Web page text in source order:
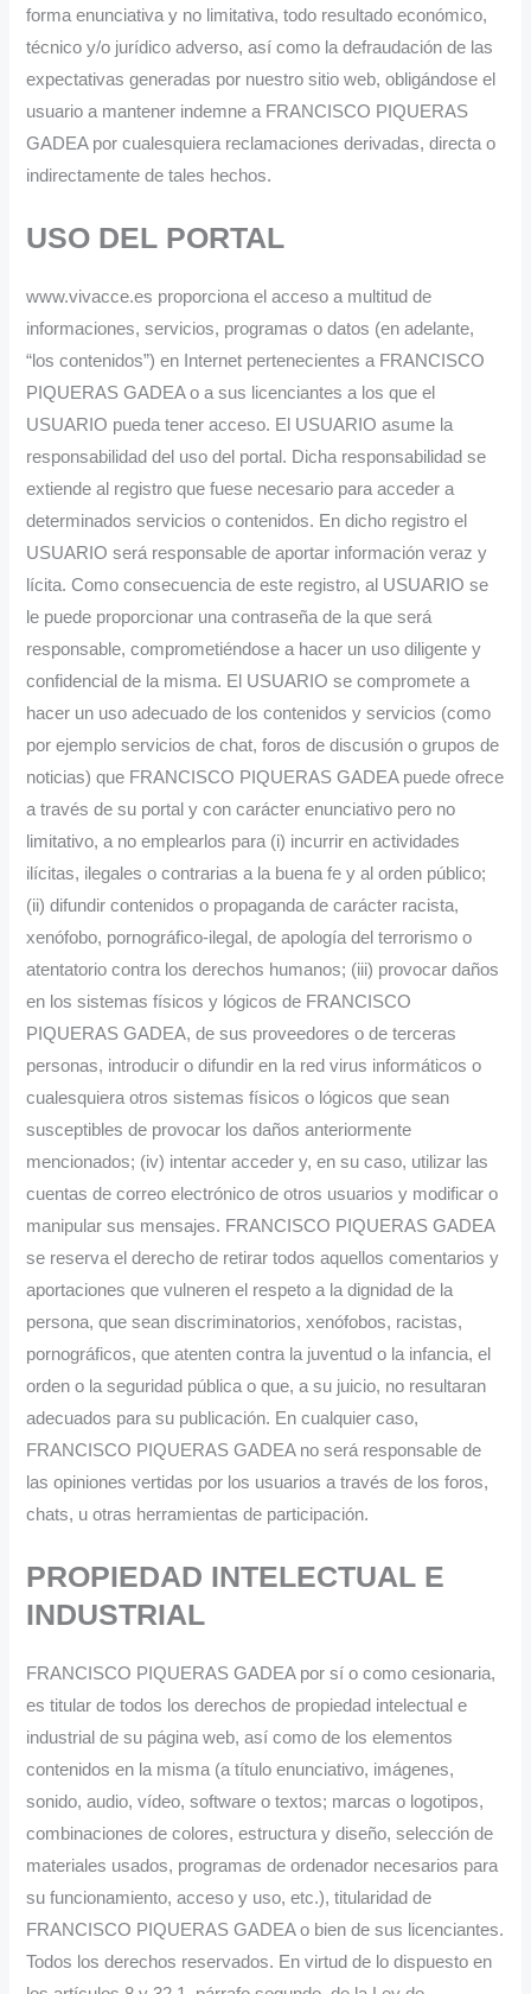
forma enunciativa y no limitativa, todo resultado económico,
técnico y/o jurídico adverso, así como la defraudación de las
expectativas generadas por nuestro sitio web, obligándose el
usuario a mantener indemne a FRANCISCO PIQUERAS
GADEA por cualesquiera reclamaciones derivadas, directa o
indirectamente de tales hechos.
USO DEL PORTAL
www.vivacce.es proporciona el acceso a multitud de
informaciones, servicios, programas o datos (en adelante,
“los contenidos”) en Internet pertenecientes a FRANCISCO
PIQUERAS GADEA o a sus licenciantes a los que el
USUARIO pueda tener acceso. El USUARIO asume la
responsabilidad del uso del portal. Dicha responsabilidad se
extiende al registro que fuese necesario para acceder a
determinados servicios o contenidos. En dicho registro el
USUARIO será responsable de aportar información veraz y
lícita. Como consecuencia de este registro, al USUARIO se
le puede proporcionar una contraseña de la que será
responsable, comprometiéndose a hacer un uso diligente y
confidencial de la misma. El USUARIO se compromete a
hacer un uso adecuado de los contenidos y servicios (como
por ejemplo servicios de chat, foros de discusión o grupos de
noticias) que FRANCISCO PIQUERAS GADEA puede ofrece
a través de su portal y con carácter enunciativo pero no
limitativo, a no emplearlos para (i) incurrir en actividades
ilícitas, ilegales o contrarias a la buena fe y al orden público;
(ii) difundir contenidos o propaganda de carácter racista,
xenófobo, pornográfico-ilegal, de apología del terrorismo o
atentatorio contra los derechos humanos; (iii) provocar daños
en los sistemas físicos y lógicos de FRANCISCO
PIQUERAS GADEA, de sus proveedores o de terceras
personas, introducir o difundir en la red virus informáticos o
cualesquiera otros sistemas físicos o lógicos que sean
susceptibles de provocar los daños anteriormente
mencionados; (iv) intentar acceder y, en su caso, utilizar las
cuentas de correo electrónico de otros usuarios y modificar o
manipular sus mensajes. FRANCISCO PIQUERAS GADEA
se reserva el derecho de retirar todos aquellos comentarios y
aportaciones que vulneren el respeto a la dignidad de la
persona, que sean discriminatorios, xenófobos, racistas,
pornográficos, que atenten contra la juventud o la infancia, el
orden o la seguridad pública o que, a su juicio, no resultaran
adecuados para su publicación. En cualquier caso,
FRANCISCO PIQUERAS GADEA no será responsable de
las opiniones vertidas por los usuarios a través de los foros,
chats, u otras herramientas de participación.
PROPIEDAD INTELECTUAL E
INDUSTRIAL
FRANCISCO PIQUERAS GADEA por sí o como cesionaria,
es titular de todos los derechos de propiedad intelectual e
industrial de su página web, así como de los elementos
contenidos en la misma (a título enunciativo, imágenes,
sonido, audio, vídeo, software o textos; marcas o logotipos,
combinaciones de colores, estructura y diseño, selección de
materiales usados, programas de ordenador necesarios para
su funcionamiento, acceso y uso, etc.), titularidad de
FRANCISCO PIQUERAS GADEA o bien de sus licenciantes.
Todos los derechos reservados. En virtud de lo dispuesto en